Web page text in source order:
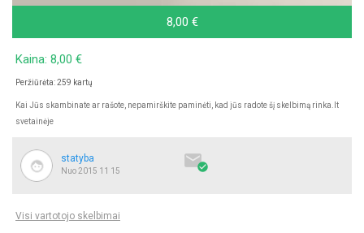
8,00 €
naujas, tik pabandytas, galimas siuntimas, rašykite
Kaina: 8,00 €
Peržiūrėta: 259 kartų
Kai Jūs skambinate ar rašote, nepamirškite paminėti, kad jūs radote šį skelbimą rinka.lt
svetainėje
statyba
Nuo 2015 11 15

Visi vartotojo skelbimai